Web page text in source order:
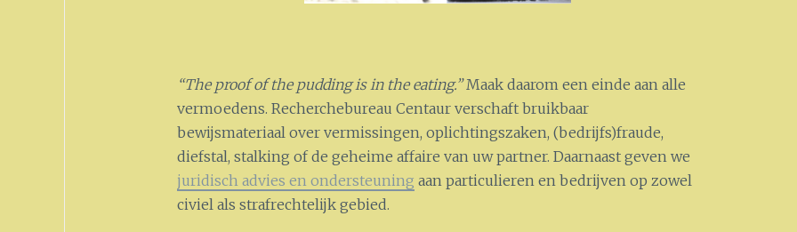
“The proof of the pudding is in the eating.”Maak daarom een einde aan alle
vermoedens. Recherchebureau Centaur verschaft bruikbaar
bewijsmateriaal over vermissingen, oplichtingszaken, (bedrijfs)fraude,
diefstal, stalking of de geheime affaire van uw partner. Daarnaast geven we
juridisch advies en ondersteuning aan particulieren en bedrijven op zowel
civiel als strafrechtelijk gebied.